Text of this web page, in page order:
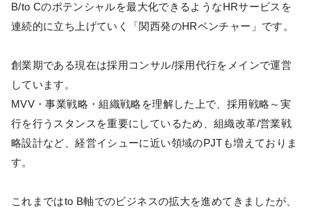
B/to Cのポテンシャルを最大化できるようなHRサービスを
連続的に立ち上げていく「関西発のHRベンチャー」です。
創業期である現在は採用コンサル/採用代行をメインで運営
しています。
MVV・事業戦略・組織戦略を理解した上で、採用戦略～実
行を行うスタンスを重要にしているため、組織改革/営業戦
略設計など、経営イシューに近い領域のPJTも増えておりま
す。
これまではto B軸でのビジネスの拡大を進めてきましたが、